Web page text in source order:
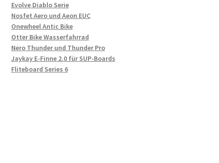
Evolve Diablo Serie
Nosfet Aero und Aeon EUC
Onewheel Antic Bike
Otter Bike Wasserfahrrad
Nero Thunder und Thunder Pro
Jaykay E-Finne 2.0 für SUP-Boards
Fliteboard Series 6